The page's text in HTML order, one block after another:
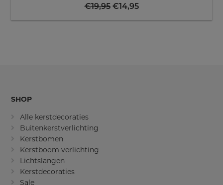
€19,95 Oorspronkelijke
was:
€14,95Huidige
is:
SHOP
Alle kerstdecoraties
Buitenkerstverlichting
Kerstbomen
Kerstboom verlichting
Lichtslangen
Kerstdecoraties
Sale